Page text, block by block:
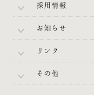
採用情報
お知らせ
リンク
その他